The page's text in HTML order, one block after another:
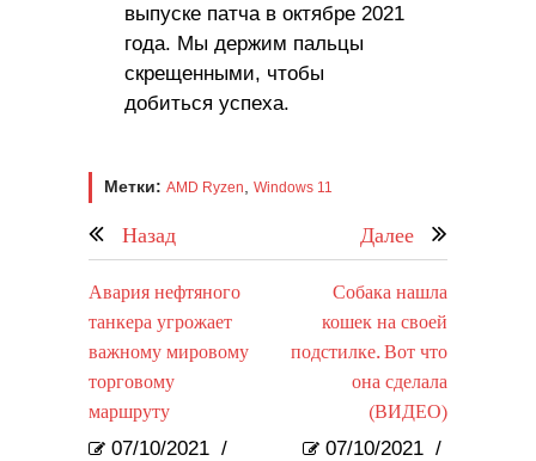
выпуске патча в октябре 2021
года. Мы держим пальцы
скрещенными, чтобы
добиться успеха.
Метки: AMD Ryzen Windows 11
Назад Далее
Авария нефтяного
танкера угрожает
важному мировому
торговому
маршруту
07/10/2021 /
Собака нашла
кошек на своей
подстилке. Вот что
она сделала
(ВИДЕО)
07/10/2021 /